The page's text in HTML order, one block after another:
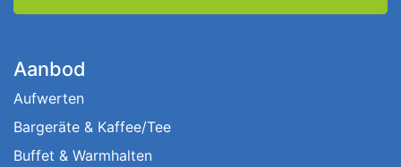
Aanbod
Aufwerten
Bargeräte & Kaffee/Tee
Buffet & Warmhalten